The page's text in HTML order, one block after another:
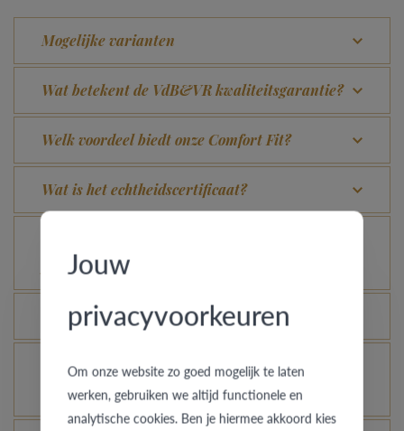
Mogelijke varianten
Wat betekent de VdB&VR kwaliteitsgarantie?
Welk voordeel biedt onze Comfort Fit?
Wat is het echtheidscertificaat?
geldig?
Kan elke ring gegraveerd worden?
Hoe kan ik zien hoe de ring er uit ziet in een
andere kleur of breedte?
Jouw
privacyvoorkeuren
Om onze website zo goed mogelijk te laten
werken, gebruiken we altijd functionele en
analytische cookies. Ben je hiermee akkoord kies